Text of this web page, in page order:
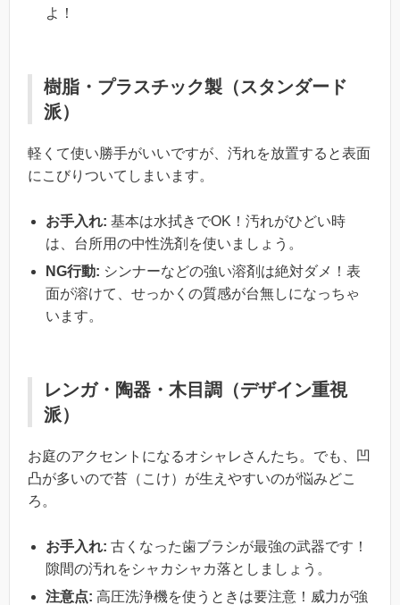
よ！
樹脂・プラスチック製（スタンダード
派）
軽くて使い勝手がいいですが、汚れを放置すると表面
にこびりついてしまいます。
お手入れ: 基本は水拭きでOK！汚れがひどい時
は、台所用の中性洗剤を使いましょう。
NG行動: シンナーなどの強い溶剤は絶対ダメ！表
面が溶けて、せっかくの質感が台無しになっちゃ
います。
レンガ・陶器・木目調（デザイン重視
派）
お庭のアクセントになるオシャレさんたち。でも、凹
凸が多いので苔（こけ）が生えやすいのが悩みどこ
ろ。
お手入れ: 古くなった歯ブラシが最強の武器です！
隙間の汚れをシャカシャカ落としましょう。
注意点: 高圧洗浄機を使うときは要注意！威力が強